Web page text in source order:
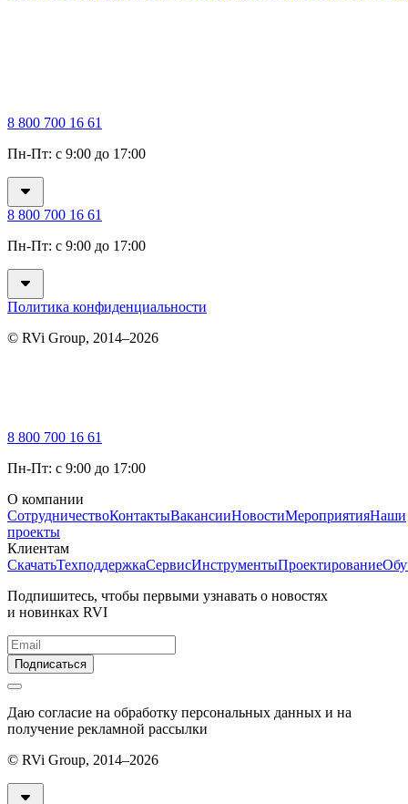
8 800 700 16 61
Пн-Пт: с 9:00 до 17:00
8 800 700 16 61
Пн-Пт: с 9:00 до 17:00
Политика конфиденциальности
© RVi Group, 2014–2026
8 800 700 16 61
Пн-Пт: с 9:00 до 17:00
О компании
СотрудничествоКонтактыВакансииНовостиМероприятияНаши
проекты
Клиентам
СкачатьТехподдержкаСервисИнструментыПроектирование
Подпишитесь, чтобы первыми узнавать о новостях
и новинках RVI
Подписаться
Даю согласие на обработку персональных данных и на
получение рекламной рассылки
© RVi Group, 2014–2026